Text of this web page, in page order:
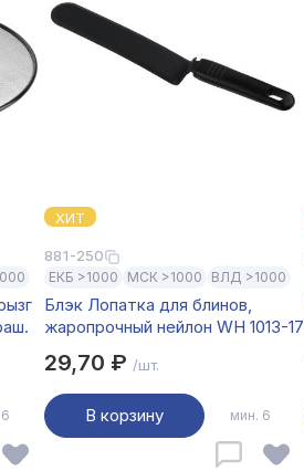
ХИТ
881-250
ЕКБ >1000 МСК >1000 ВЛД >1000
Блэк Лопатка для блинов,
жаропрочный нейлон WH 1013-17
29,70 ₽ /шт.
В корзину мин. 6